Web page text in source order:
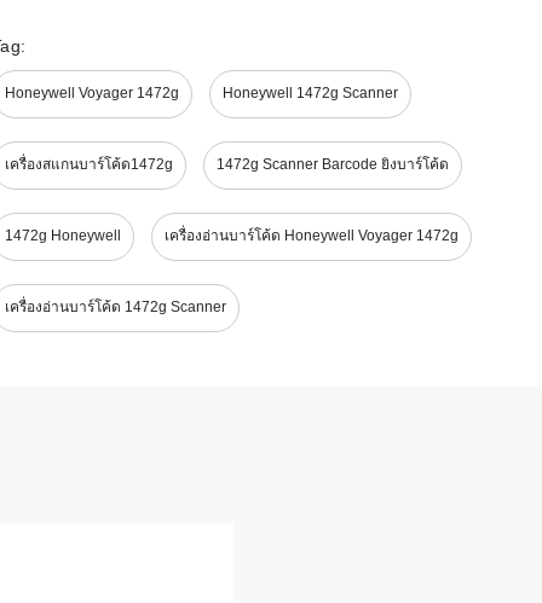
Honeywell Voyager 1472g Honeywell 1472g Scanner
เครื่องสแกนบาร์โค้ด1472g 1472g Scanner Barcode ยิงบาร์โค้ด
1472g Honeywell เครื่องอ่านบาร์โค้ด Honeywell Voyager 1472g
เครื่องอ่านบาร์โค้ด 1472g Scanner